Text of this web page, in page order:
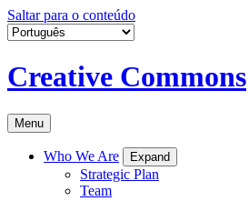
Saltar para o conteúdo
Creative Commons
Menu
Who We Are Expand
Strategic Plan
Team